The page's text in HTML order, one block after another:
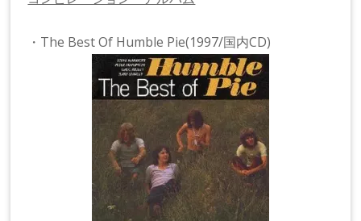
・The Best Of Humble Pie(1997/国内CD)